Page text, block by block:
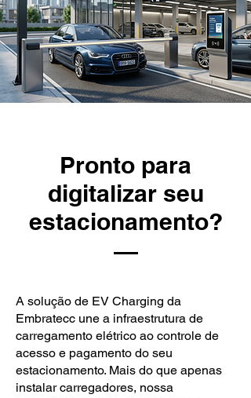
Pronto para
digitalizar seu
estacionamento?
A solução de EV Charging da
Embratecc une a infraestrutura de
carregamento elétrico ao controle de
acesso e pagamento do seu
estacionamento. Mais do que apenas
instalar carregadores, nossa